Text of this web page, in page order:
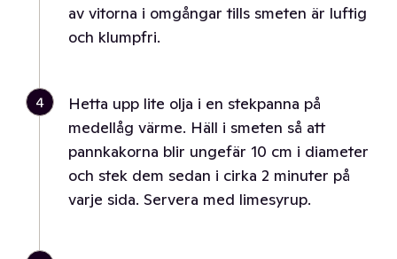
av vitorna i omgångar tills smeten är luftig
och klumpfri.
4
Hetta upp lite olja i en stekpanna på
medellåg värme. Häll i smeten så att
pannkakorna blir ungefär 10 cm i diameter
och stek dem sedan i cirka 2 minuter på
varje sida. Servera med limesyrup.